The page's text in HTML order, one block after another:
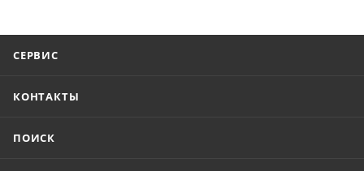
СЕРВИС
КОНТАКТЫ
ПОИСК